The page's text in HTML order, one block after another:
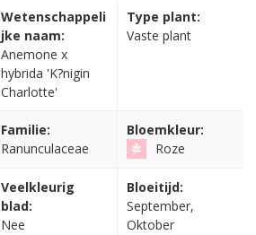
Wetenschappeli
jke naam:
Anemone x
hybrida 'K?nigin
Charlotte'
Type plant:
Vaste plant
Familie:
Ranunculaceae
Bloemkleur:
Roze
Veelkleurig
blad:
Nee
Bloeitijd:
September,
Oktober